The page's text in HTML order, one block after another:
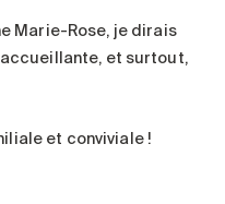
Marie-Rose, je dirais
et surtout,
et conviviale !